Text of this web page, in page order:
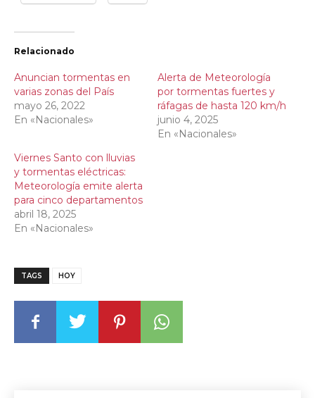
Relacionado
Anuncian tormentas en
varias zonas del País
mayo 26, 2022
En «Nacionales»
Alerta de Meteorología
por tormentas fuertes y
ráfagas de hasta 120 km/h
junio 4, 2025
En «Nacionales»
Viernes Santo con lluvias
y tormentas eléctricas:
Meteorología emite alerta
para cinco departamentos
abril 18, 2025
En «Nacionales»
TAGS HOY